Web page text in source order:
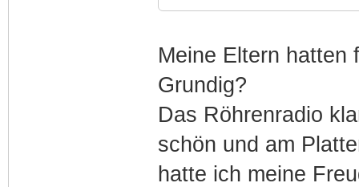
Meine Eltern hatten
Grundig?
Das Röhrenradio
schön und am
hatte ich meine